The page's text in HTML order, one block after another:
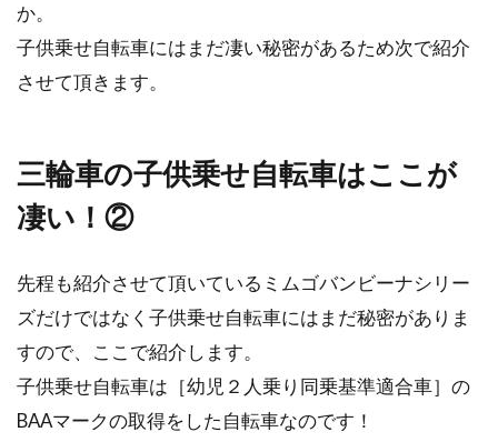
歩くよりもずっと速いスピードを出せる自転車
ロードバイクの整備やブレーキ調整
について教えて！
ロードバイクをお持ちの方、ご自分で整備はさ
か。
子供乗せ自転車にはまだ凄い秘密があるため次で紹介
させて頂きます。
三輪車の子供乗せ自転車はここが
凄い！②
先程も紹介させて頂いているミムゴバンビーナシリー
ズだけではなく子供乗せ自転車にはまだ秘密がありま
すので、ここで紹介します。
子供乗せ自転車は［幼児２人乗り同乗基準適合車］の
BAAマークの取得をした自転車なのです！